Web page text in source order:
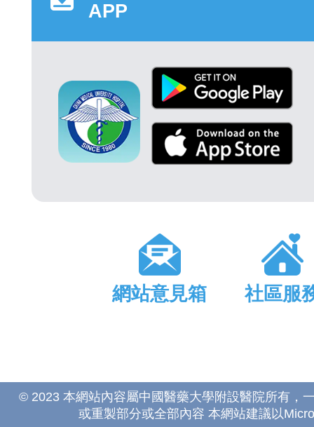
APP
網站意見箱 社區服
© 2023 本網站內容屬中國醫藥大學附設醫院所有，
或重製部分或全部內容 本網站建議以